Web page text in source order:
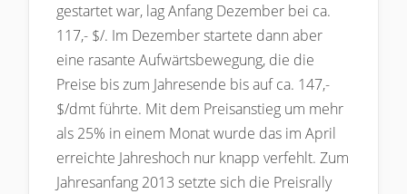
gestartet war, lag Anfang Dezember bei ca.
117,- $/. Im Dezember startete dann aber
eine rasante Aufwärtsbewegung, die die
Preise bis zum Jahresende bis auf ca. 147,-
$/dmt führte. Mit dem Preisanstieg um mehr
als 25% in einem Monat wurde das im April
erreichte Jahreshoch nur knapp verfehlt. Zum
Jahresanfang 2013 setzte sich die Preisrally